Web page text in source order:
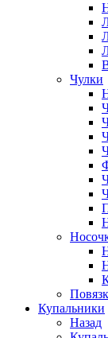
Чулки
Купальники
Назад